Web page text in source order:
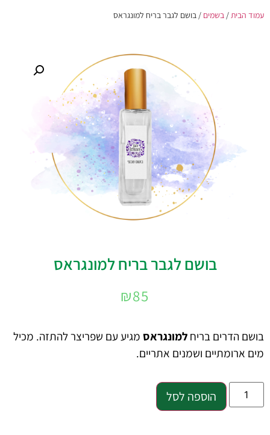
עמוד הבית/ בשמים / בושם לגבר בריח למונגראס
בושם לגבר בריח למונגראס
₪85
בושם הדרים בריח למונגראס מגיע עם שפריצר להתזה. מכיל
מים ארומתיים ושמנים אתריים.
הוספה לסל